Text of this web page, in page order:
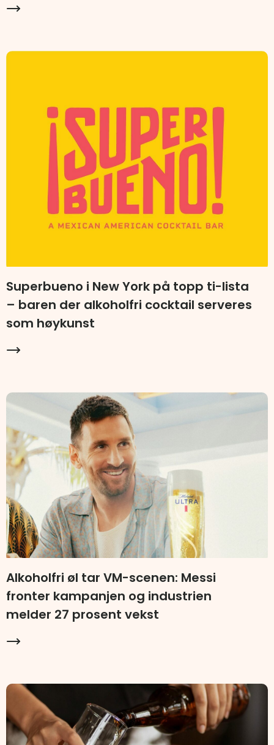
Superbueno i New York på topp ti-lista
– baren der alkoholfri cocktail serveres
som høykunst
Alkoholfri øl tar VM-scenen: Messi
fronter kampanjen og industrien
melder 27 prosent vekst